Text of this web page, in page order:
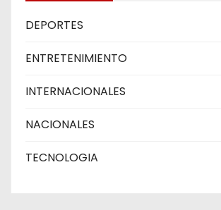
DEPORTES
ENTRETENIMIENTO
INTERNACIONALES
NACIONALES
TECNOLOGIA